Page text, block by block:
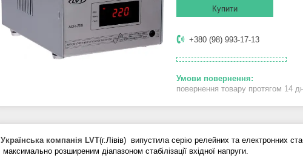
Купити
+380 (98) 993-17-13
повернення товару протягом 14
Українська компанія LVT(г.Лівів) випустила серію релейних та електронних
максимально розширеним діапазоном стабілізації вхідної напруги.